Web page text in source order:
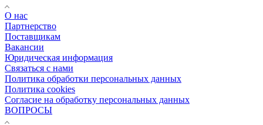
О нас
Партнерство
Поставщикам
Вакансии
Юридическая информация
Связаться с нами
Политика обработки персональных данных
Политика cookies
Согласие на обработку персональных данных
ВОПРОСЫ